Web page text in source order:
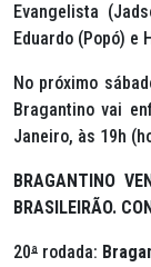
Evangelista
Eduardo (Popó) e
No próximo
Bragantino vai
Janeiro, às 19h
BRAGANTINO
BRASILEIRÃO.
20ª rodada: